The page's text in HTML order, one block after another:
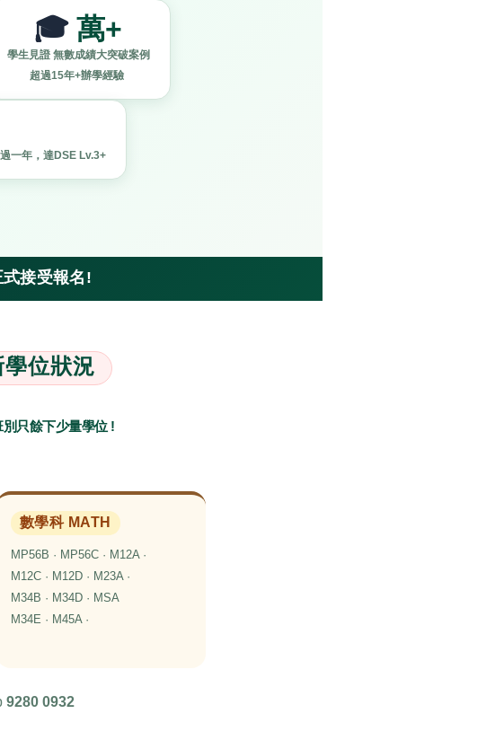
🎓 萬+
學生見證 無數成績大突破案例
超過15年+辦學經驗
一年，達DSE Lv.3+
式接受報名!
位狀況
只餘下少量學位 !
數學科 MATH
MP56B · MP56C · M12A ·
M12C · M12D · M23A ·
M34B · M34D · MSA
M34E · M45A ·
9280 0932